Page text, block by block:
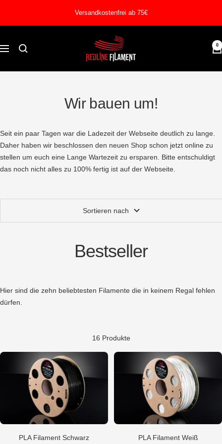
Versandkostenfrei ab 75€
Navigation
REDLINE
FILAMENT
0
Wir bauen um!
Seit ein paar Tagen war die Ladezeit der Webseite deutlich zu lange.
Daher haben wir beschlossen den neuen Shop schon jetzt online zu
stellen um euch eine Lange Wartezeit zu ersparen. Bitte entschuldigt
das noch nicht alles zu 100% fertig ist auf der Webseite.
Sortieren nach
Bestseller
Hier sind die zehn beliebtesten Filamente die in keinem Regal fehlen
dürfen.
16 Produkte
PLA Filament Schwarz
PLA Filament Weiß